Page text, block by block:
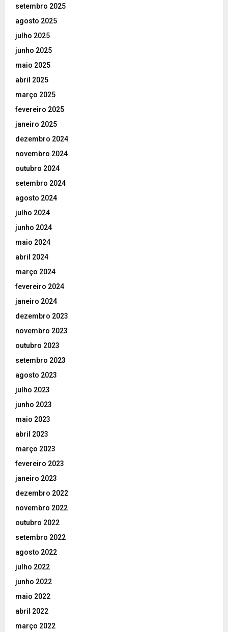
setembro 2025
agosto 2025
julho 2025
junho 2025
maio 2025
abril 2025
março 2025
fevereiro 2025
janeiro 2025
dezembro 2024
novembro 2024
outubro 2024
setembro 2024
agosto 2024
julho 2024
junho 2024
maio 2024
abril 2024
março 2024
fevereiro 2024
janeiro 2024
dezembro 2023
novembro 2023
outubro 2023
setembro 2023
agosto 2023
julho 2023
junho 2023
maio 2023
abril 2023
março 2023
fevereiro 2023
janeiro 2023
dezembro 2022
novembro 2022
outubro 2022
setembro 2022
agosto 2022
julho 2022
junho 2022
maio 2022
abril 2022
março 2022